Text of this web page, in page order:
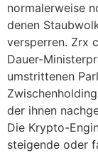
normalerweise
denen
versperren. Zrx
Dauer-
umstrittenen
der ihnen
Die Krypto-
steigende oder